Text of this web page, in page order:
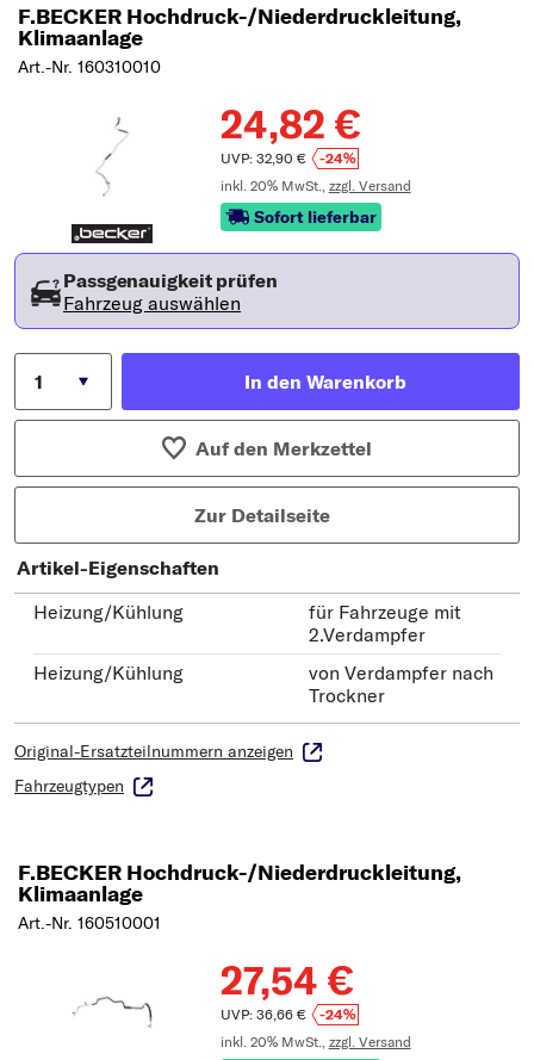
F.BECKER Hochdruck-/Niederdruckleitung,
Klimaanlage
Art.-Nr. 160310010
24,82 €
UVP: 32,90 €
-24%
inkl. 20% MwSt., zzgl. Versand
Sofort lieferbar
Passgenauigkeit prüfen
Fahrzeug auswählen
In den Warenkorb
Auf den Merkzettel
Zur Detailseite
Artikel-Eigenschaften
Heizung/Kühlung
für Fahrzeuge mit
2.Verdampfer
Heizung/Kühlung
von Verdampfer nach
Trockner
Original-Ersatzteilnummern anzeigen
Fahrzeugtypen
F.BECKER Hochdruck-/Niederdruckleitung,
Klimaanlage
Art.-Nr. 160510001
27,54 €
UVP: 36,66 €
-24%
inkl. 20% MwSt., zzgl. Versand